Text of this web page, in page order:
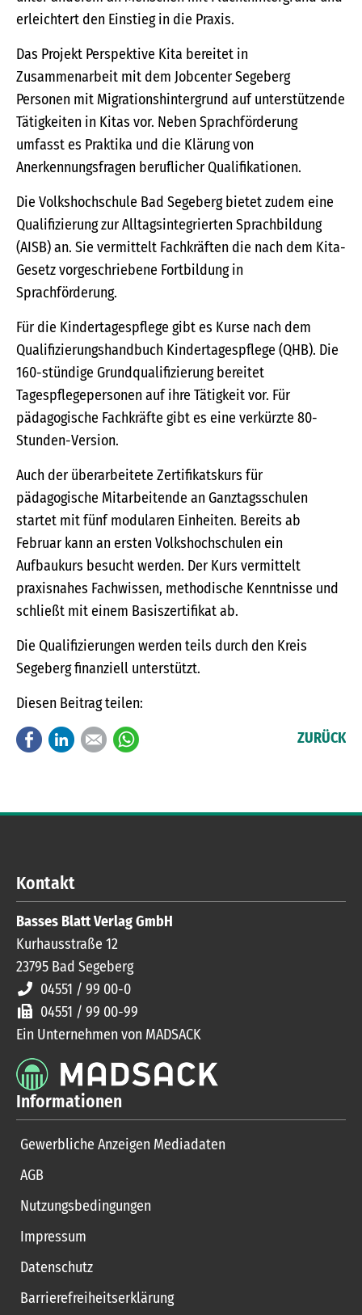
erleichtert den Einstieg in die Praxis.
Das Projekt Perspektive Kita bereitet in
Zusammenarbeit mit dem Jobcenter Segeberg
Personen mit Migrationshintergrund auf unterstützende
Tätigkeiten in Kitas vor. Neben Sprachförderung
umfasst es Praktika und die Klärung von
Anerkennungsfragen beruflicher Qualifikationen.
Die Volkshochschule Bad Segeberg bietet zudem eine
Qualifizierung zur Alltagsintegrierten Sprachbildung
(AISB) an. Sie vermittelt Fachkräften die nach dem Kita-
Gesetz vorgeschriebene Fortbildung in
Sprachförderung.
Für die Kindertagespflege gibt es Kurse nach dem
Qualifizierungshandbuch Kindertagespflege (QHB). Die
160-stündige Grundqualifizierung bereitet
Tagespflegepersonen auf ihre Tätigkeit vor. Für
pädagogische Fachkräfte gibt es eine verkürzte 80-
Stunden-Version.
Auch der überarbeitete Zertifikatskurs für
pädagogische Mitarbeitende an Ganztagsschulen
startet mit fünf modularen Einheiten. Bereits ab
Februar kann an ersten Volkshochschulen ein
Aufbaukurs besucht werden. Der Kurs vermittelt
praxisnahes Fachwissen, methodische Kenntnisse und
schließt mit einem Basiszertifikat ab.
Die Qualifizierungen werden teils durch den Kreis
Segeberg finanziell unterstützt.
Diesen Beitrag teilen:
FacebookLinkedInE-mail ZURÜCK
Kontakt
Basses Blatt Verlag GmbH
Kurhausstraße 12
23795 Bad Segeberg
04551 / 99 00-0
04551 / 99 00-99
Ein Unternehmen von MADSACK
Informationen
Gewerbliche Anzeigen Mediadaten
AGB
Nutzungsbedingungen
Impressum
Datenschutz
Barrierefreiheitserklärung